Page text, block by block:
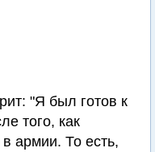
"Я был готов к
того, как
армии. То есть,